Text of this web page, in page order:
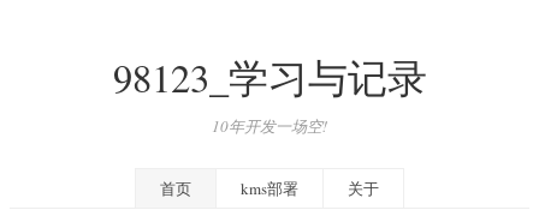
98123_学习与记录
10年开发一场空!
首页 kms部署 关于